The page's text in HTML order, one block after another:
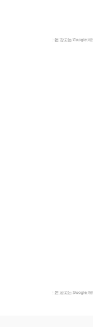
본 광고는 Google
본 광고는 Google